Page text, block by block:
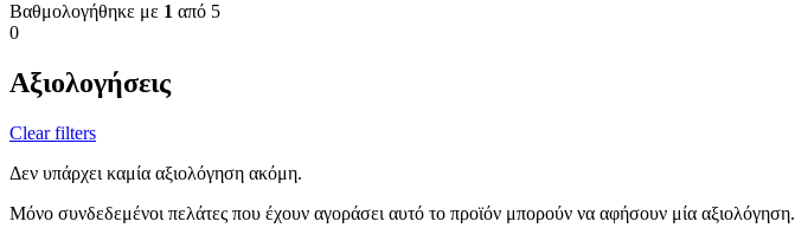
Βαθμολογήθηκε με 1 από 5
0
Αξιολογήσεις
Clear filters
Δεν υπάρχει καμία αξιολόγηση ακόμη.
Μόνο συνδεδεμένοι πελάτες που έχουν αγοράσει αυτό το προϊόν μπορούν να αφήσουν μία αξιολόγηση.